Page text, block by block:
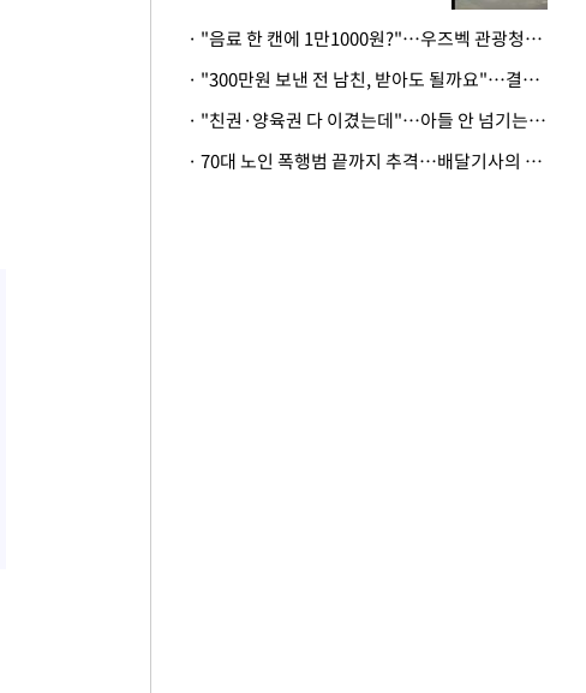
· "음료 한 캔에 1만1000원?"…우즈벡 관광청까지 나섰다, 유튜버 폭로 후폭풍
· "300만원 보낸 전 남친, 받아도 될까요"…결혼 앞둔 예비신부의 뜻밖 고충
· "친권·양육권 다 이겼는데"…아들 안 넘기는 아내에 '강제집행' 가능할까
· 70대 노인 폭행범 끝까지 추격…배달기사의 용기, 추가 피해 막았다